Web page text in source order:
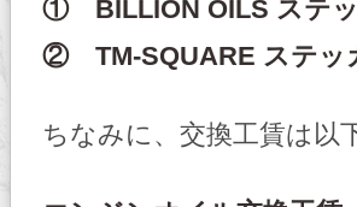
① BILLION OILS ステ
② TM-SQUARE ステッ
ちなみに、交換工賃は以